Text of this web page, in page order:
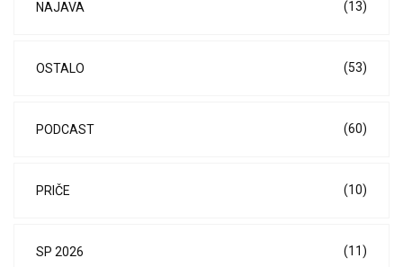
NAJAVA (13)
OSTALO (53)
PODCAST (60)
PRIČE (10)
SP 2026 (11)